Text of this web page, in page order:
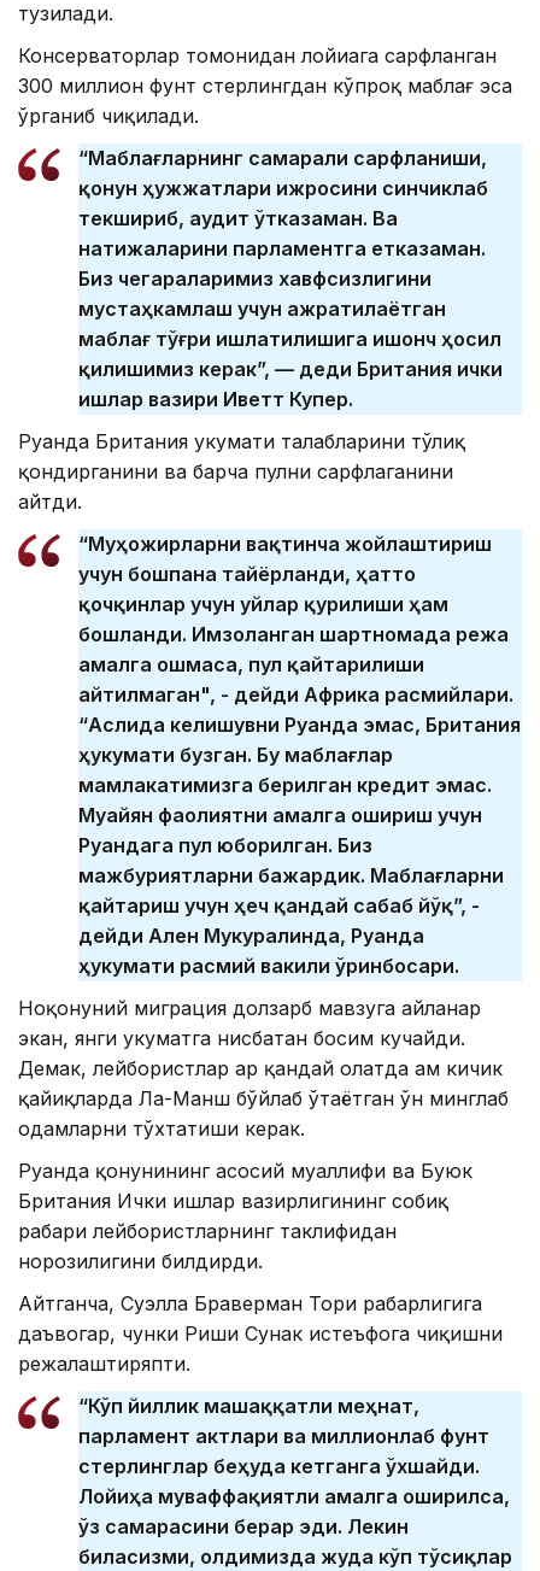
тузилади.
Консерваторлар томонидан лойиҳага сарфланган
300 миллион фунт стерлингдан кўпроқ маблағ эса
ўрганиб чиқилади.
“Маблағларнинг самарали сарфланиши,
қонун ҳужжатлари ижросини синчиклаб
текшириб, аудит ўтказаман. Ва
натижаларини парламентга етказаман.
Биз чегараларимиз хавфсизлигини
мустаҳкамлаш учун ажратилаётган
маблағ тўғри ишлатилишига ишонч ҳосил
қилишимиз керак”, — деди Британия ички
ишлар вазири Иветт Купер.
Руанда Британия ҳукумати талабларини тўлиқ
қондирганини ва барча пулни сарфлаганини
айтди.
“Муҳожирларни вақтинча жойлаштириш
учун бошпана тайёрланди, ҳатто
қочқинлар учун уйлар қурилиши ҳам
бошланди. Имзоланган шартномада режа
амалга ошмаса, пул қайтарилиши
айтилмаган", - дейди Африка расмийлари.
“Аслида келишувни Руанда эмас, Британия
ҳукумати бузган. Бу маблағлар
мамлакатимизга берилган кредит эмас.
Муайян фаолиятни амалга ошириш учун
Руандага пул юборилган. Биз
мажбуриятларни бажардик. Маблағларни
қайтариш учун ҳеч қандай сабаб йўқ”, -
дейди Ален Мукуралинда, Руанда
ҳукумати расмий вакили ўринбосари.
Ноқонуний миграция долзарб мавзуга айланар
экан, янги ҳукуматга нисбатан босим кучайди.
Демак, лейбористлар ҳар қандай ҳолатда ҳам кичик
қайиқларда Ла-Манш бўйлаб ўтаётган ўн минглаб
одамларни тўхтатиши керак.
Руанда қонунининг асосий муаллифи ва Буюк
Британия Ички ишлар вазирлигининг собиқ
раҳбари лейбористларнинг таклифидан
норозилигини билдирди.
Айтганча, Суэлла Браверман Тори раҳбарлигига
даъвогар, чунки Риши Сунак истеъфога чиқишни
режалаштиряпти.
“Кўп йиллик машаққатли меҳнат,
парламент актлари ва миллионлаб фунт
стерлинглар беҳуда кетганга ўхшайди.
Лойиҳа муваффақиятли амалга оширилса,
ўз самарасини берар эди. Лекин
биласизми, олдимизда жуда кўп тўсиқлар